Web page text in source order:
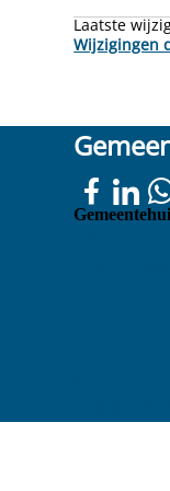
Laatste
Wijzigingen